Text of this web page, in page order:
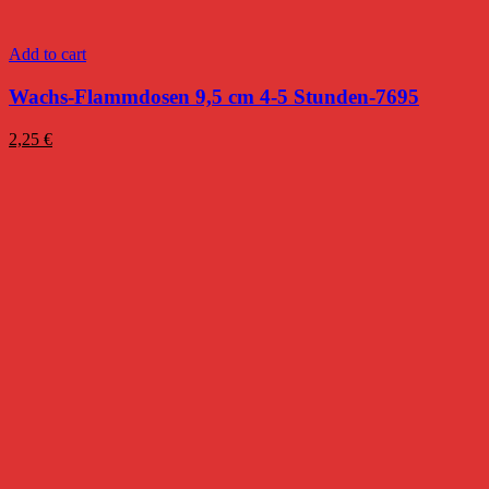
Add to cart
Wachs-Flammdosen 9,5 cm 4-5 Stunden-7695
2,25 €